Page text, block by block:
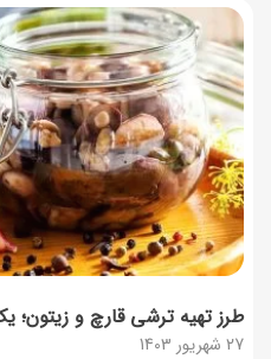
27 شهریور 1403
طرز تهیه ترشی قارچ و